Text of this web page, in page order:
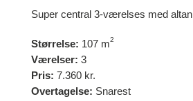
Super central 3-værelses med altan
Størrelse: 107 m2
Værelser: 3
Pris: 7.360 kr.
Overtagelse: Snarest